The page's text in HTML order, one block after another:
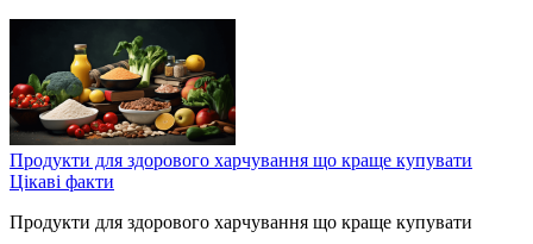
Продукти для здорового харчування що краще купувати
Цікаві факти
Продукти для здорового харчування що краще купувати